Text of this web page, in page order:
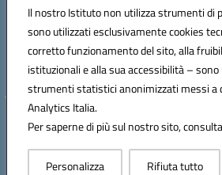
Il nostro Istituto non utilizza strumenti di
sono utilizzati esclusivamente cookies
corretto funzionamento del sito, alla
istituzionali e alla sua accessibilità –
strumenti statistici anonimizzati messi a
Analytics Italia.
Per saperne di più sul nostro sito,
Personalizza Rifiuta tutto
Codice fiscale: 84000690796
Codice meccanografico:CZRH04000Q
Codice Indice delle Pubbliche Amministrazioni
Codice unico di fatturazione (CUF): UF9M13
Hosting & Powered by 3D
Concept & Design by